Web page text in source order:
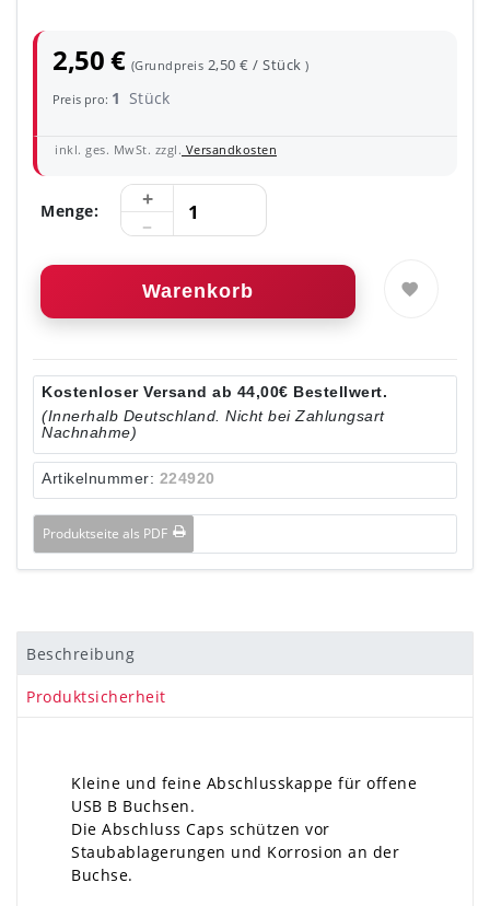
2,50 € (Grundpreis 2,50 € / Stück)
Preis pro: 1 Stück
inkl. ges. MwSt. zzgl. Versandkosten
Menge:
Warenkorb
Kostenloser Versand ab 44,00€ Bestellwert.
(Innerhalb Deutschland. Nicht bei Zahlungsart
Nachnahme)
Artikelnummer: 224920
Produktseite als PDF
Beschreibung
Produktsicherheit
Kleine und feine Abschlusskappe für offene
USB B Buchsen.
Die Abschluss Caps schützen vor
Staubablagerungen und Korrosion an der
Buchse.